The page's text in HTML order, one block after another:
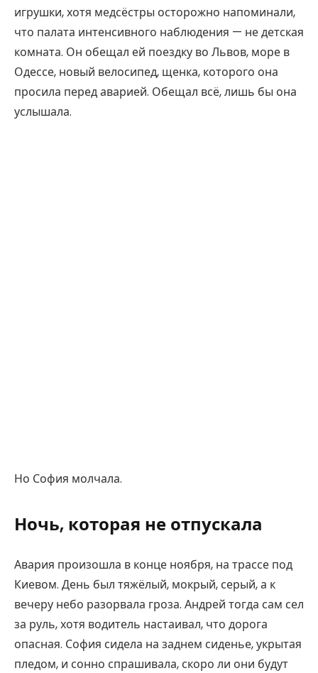
игрушки, хотя медсёстры осторожно напоминали,
что палата интенсивного наблюдения — не детская
комната. Он обещал ей поездку во Львов, море в
Одессе, новый велосипед, щенка, которого она
просила перед аварией. Обещал всё, лишь бы она
услышала.
Но София молчала.
Ночь, которая не отпускала
Авария произошла в конце ноября, на трассе под
Киевом. День был тяжёлый, мокрый, серый, а к
вечеру небо разорвала гроза. Андрей тогда сам сел
за руль, хотя водитель настаивал, что дорога
опасная. София сидела на заднем сиденье, укрытая
пледом, и сонно спрашивала, скоро ли они будут